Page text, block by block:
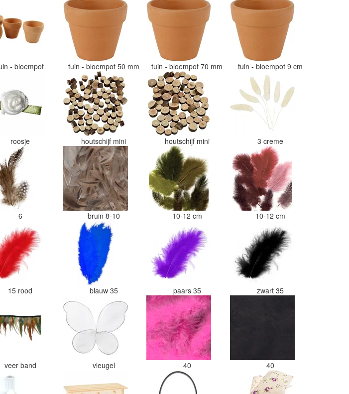
- bloempot tuin - bloempot 50 mm tuin - bloempot 70 mm tuin - bloempot 9 cm
roosje houtschijf mini houtschijf mini 3 creme
6 bruin 8-10 10-12 cm 10-12 cm
15 rood blauw 35 paars 35 zwart 35
veer band vleugel 40 40